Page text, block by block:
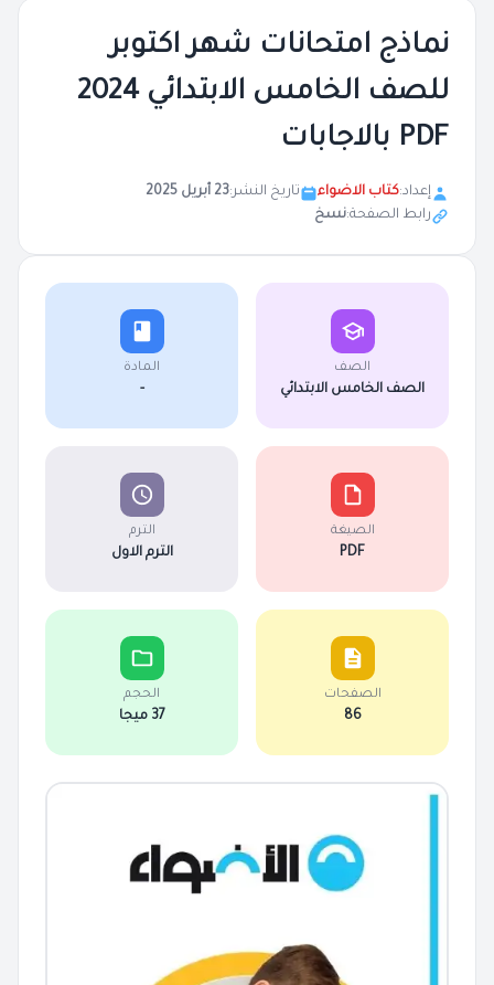
نماذج امتحانات شهر اكتوبر
للصف الخامس الابتدائي 2024
PDF بالاجابات
إعداد:كتاب الاضواء تاريخ النشر:23 أبريل 2025
رابط الصفحة:نسخ
الصف
الصف الخامس الابتدائي
المادة
-
الصيغة
PDF
الترم
الترم الاول
الصفحات
86
الحجم
37 ميجا